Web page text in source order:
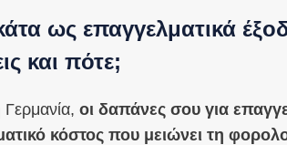
ως επαγγελματικά
και πότε;
οι δαπάνες σου για
κόστος που μειώνει τη